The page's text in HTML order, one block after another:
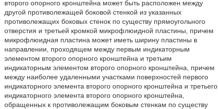
второго опорного кронштейна может быть расположен между
другой противолежащей боковой стенкой из указанных
противолежащих боковых стенок по существу прямоугольного
отверстия и третьей кромкой микрофлюидной пластины, причем
микрофлюидная пластина может иметь ширину пластины в
направлении, проходящем между первым индикаторным
элементом второго опорного кронштейна и третьим
индикаторным элементом второго опорного кронштейна, причем
между наиболее удаленными участками поверхностей первого
индикаторного элемента второго опорного кронштейна и третьего
индикаторного элемента второго опорного кронштейна,
обращенных к противолежащим боковым стенкам по существу